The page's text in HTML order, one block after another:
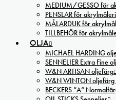
MEDIUM/GESSO för
PENSLAR för akrylmåleri
MÅLARDUK för
TILLBEHÖR för
OLJA
MICHAEL HARDING
SENNELIER Extra Fine
W&N ARTISAN oljefärg
W&N WINTON
BECKERS ”A”